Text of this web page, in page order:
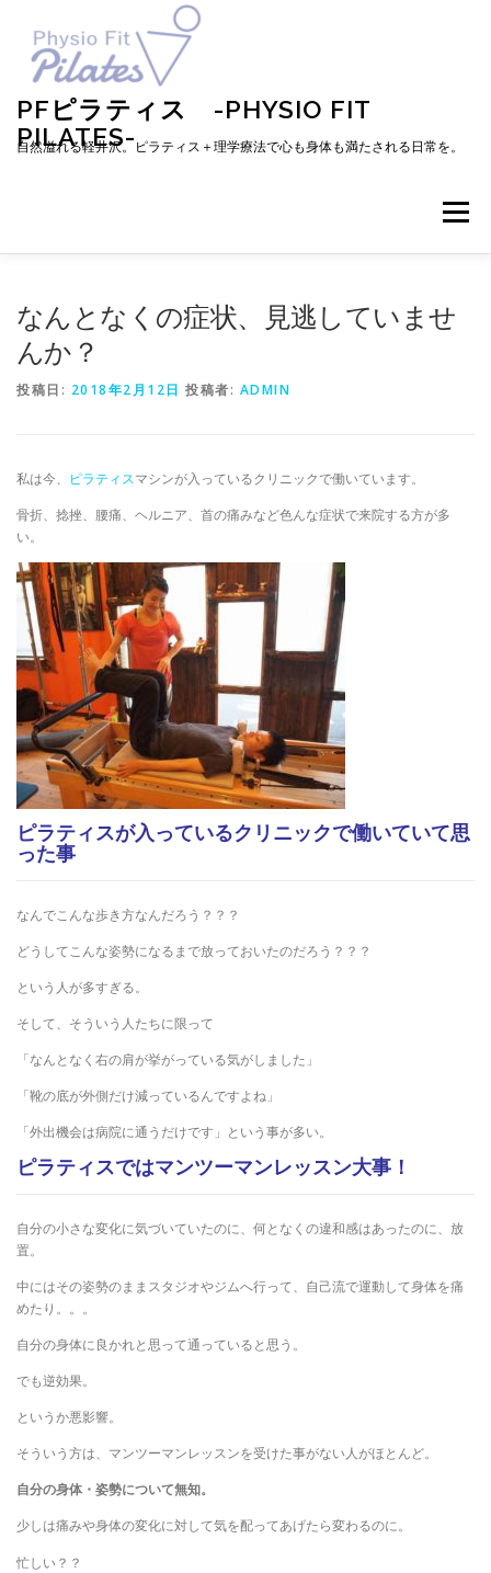
PFピラティス -PHYSIO FIT
PILATES-
自然溢れる軽井沢。ピラティス＋理学療法で心も身体も満たされる日常を。
メニュー
なんとなくの症状、見逃していませ
んか？
投稿日: 2018年2月12日 投稿者: ADMIN
私は今、 ピラティスマシンが入っているクリニックで働いています。
骨折、捻挫、腰痛、ヘルニア、首の痛みなど色んな症状で来院する方が多
い。
ピラティスが入っているクリニックで働いていて思
った事
なんでこんな歩き方なんだろう？？？
どうしてこんな姿勢になるまで放っておいたのだろう？？？
という人が多すぎる。
そして、そういう人たちに限って
「なんとなく右の肩が挙がっている気がしました」
「靴の底が外側だけ減っているんですよね」
「外出機会は病院に通うだけです」という事が多い。
ピラティスではマンツーマンレッスン大事！
自分の小さな変化に気づいていたのに、何となくの違和感はあったのに、放
置。
中にはその姿勢のままスタジオやジムへ行って、自己流で運動して身体を痛
めたり。。。
自分の身体に良かれと思って通っていると思う。
でも逆効果。
というか悪影響。
そういう方は、マンツーマンレッスンを受けた事がない人がほとんど。
自分の身体・姿勢について無知。
少しは痛みや身体の変化に対して気を配ってあげたら変わるのに。
忙しい？？